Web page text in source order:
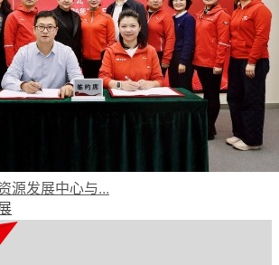
源发展中心与...